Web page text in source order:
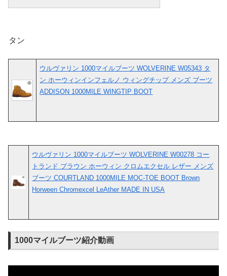
タン
ウルヴァリン 1000マイルブーツ WOLVERINE W05343 タ
ン ホーウィンインフェルノ ウィングチップ メンズ ブーツ
ADDISON 1000MILE WINGTIP BOOT
ウルヴァリン 1000マイルブーツ WOLVERINE W00278 コー
トランド ブラウン ホーウィン クロムエクセル レザー メンズ
ブーツ COURTLAND 1000MILE MOC-TOE BOOT Brown
Horween Chromexcel LeAther MADE IN USA
1000マイルブーツ紹介動画